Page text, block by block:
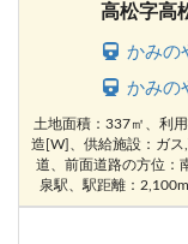
高松字高
かみの
かみの
土地面積：337㎡、利
造[W]、供給施設：ガ
道、前面道路の方位：
泉駅、駅距離：